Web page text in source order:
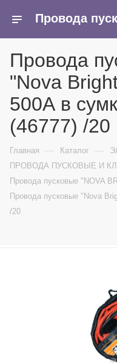
Провода
"Nova
500А в
(46777) /20
Главная — Каталог —
ПРОВОДА ПУСКОВЫЕ И
Провода пусковые "NOVA
Провода пусковые "Nova
/20